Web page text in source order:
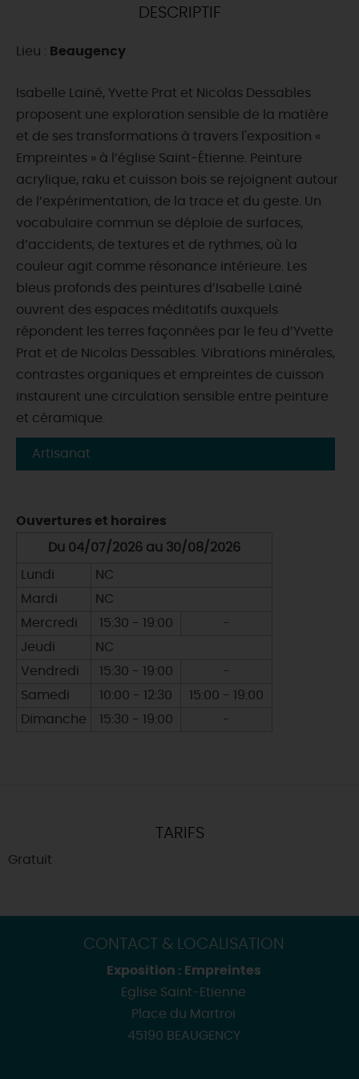
CE WEEK-END
CETTE SEMAINE
DESCRIPTIF
Lieu : Beaugency
Isabelle Lainé, Yvette Prat et Nicolas Dessables
proposent une exploration sensible de la matière
et de ses transformations à travers l'exposition «
Empreintes » à l’église Saint-Étienne. Peinture
acrylique, raku et cuisson bois se rejoignent autour
de l’expérimentation, de la trace et du geste. Un
vocabulaire commun se déploie de surfaces,
d’accidents, de textures et de rythmes, où la
couleur agit comme résonance intérieure. Les
bleus profonds des peintures d’Isabelle Lainé
ouvrent des espaces méditatifs auxquels
répondent les terres façonnées par le feu d’Yvette
Prat et de Nicolas Dessables. Vibrations minérales,
contrastes organiques et empreintes de cuisson
instaurent une circulation sensible entre peinture
et céramique.
Artisanat
Ouvertures et horaires
Du 04/07/2026 au 30/08/2026
Lundi
NC
Mardi
NC
Mercredi
15:30 - 19:00
-
Jeudi
NC
Vendredi
15:30 - 19:00
-
Samedi
10:00 - 12:30
15:00 - 19:00
Dimanche
15:30 - 19:00 -
TARIFS
Gratuit
CONTACT & LOCALISATION
Exposition : Empreintes
Eglise Saint-Etienne
Place du Martroi
45190 BEAUGENCY